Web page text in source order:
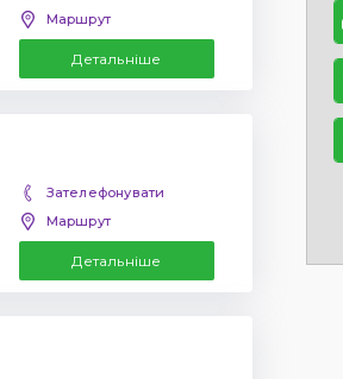
Маршрут
Детальніше
Зателефонувати
Маршрут
Детальніше